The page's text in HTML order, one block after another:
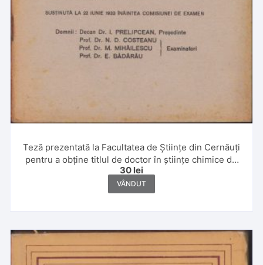
Teză prezentată la Facultatea de Științe din Cernăuți
pentru a obține titlul de doctor în științe chimice de
Leon Sauciuc, 1933
30 lei
VÂNDUT